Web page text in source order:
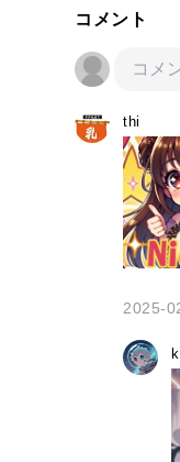
コメント
thi
2025-